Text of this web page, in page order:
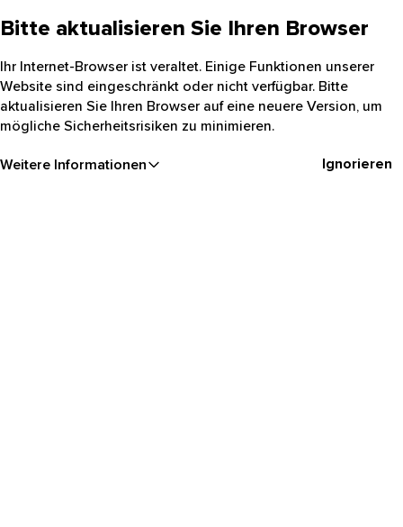
Bitte aktualisieren Sie Ihren Browser
Ihr Internet-Browser ist veraltet. Einige Funktionen unserer
Website sind eingeschränkt oder nicht verfügbar. Bitte
aktualisieren Sie Ihren Browser auf eine neuere Version, um
mögliche Sicherheitsrisiken zu minimieren.
Weitere Informationen Ignorieren